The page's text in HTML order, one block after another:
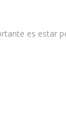
es estar